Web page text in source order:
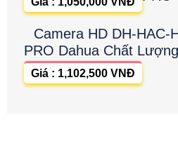
Camera HD DH-HAC-
PRO Dahua Chất Lượng
Giá : 1,102,500 VNĐ